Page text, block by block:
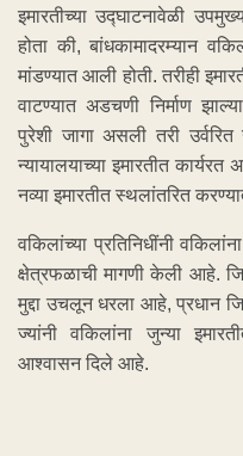
इमारतीच्या उद्घाटनावेळी
होता की, बांधकामादरम्यान
मांडण्यात आली होती. तरीही
वाटण्यात अडचणी निर्माण
पुरेशी जागा असली तरी उर्वरित
न्यायालयाच्या इमारतीत
नव्या इमारतीत स्थलांतरित
वकिलांच्या प्रतिनिधींनी
क्षेत्रफळाची मागणी केली आहे.
मुद्दा उचलून धरला आहे, प्रधान
ज्यांनी वकिलांना जुन्या
आश्वासन दिले आहे.